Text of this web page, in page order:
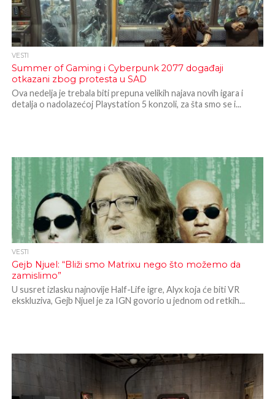
VESTI
Summer of Gaming i Cyberpunk 2077 događaji
otkazani zbog protesta u SAD
Ova nedelja je trebala biti prepuna velikih najava novih igara i
detalja o nadolazećoj Playstation 5 konzoli, za šta smo se i...
VESTI
Gejb Njuel: “Bliži smo Matrixu nego što možemo da
zamislimo”
U susret izlasku najnovije Half-Life igre, Alyx koja će biti VR
ekskluziva, Gejb Njuel je za IGN govorio u jednom od retkih...